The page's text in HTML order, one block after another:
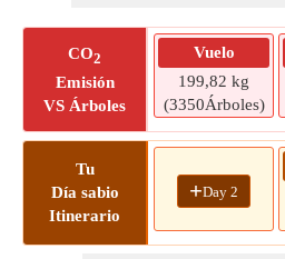
CO2
Emisión
VS Árboles
Vuelo
199,82 kg
(3350Árboles)
Tu
Día sabio
Itinerario
+Day 2